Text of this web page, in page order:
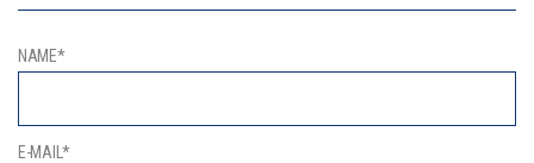
NAME*
E-MAIL*